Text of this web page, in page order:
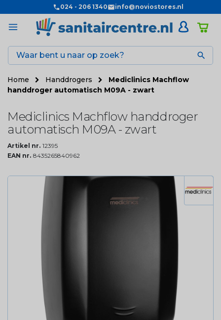
024 - 206 1340 info@noviostores.nl

Home Handdrogers
Mediclinics Machflow
handdroger automatisch M09A - zwart
Mediclinics Machflow handdroger
automatisch M09A - zwart
Artikel nr. 12395
EAN nr. 8435265840962